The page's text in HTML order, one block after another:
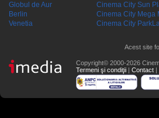
Globul de Aur
Berlin
Venetia
Cinema City Sun
Cinema City Mega
Cinema City
Acest site
Copyright© 2000-2026
Termeni şi condiţii | Contact |